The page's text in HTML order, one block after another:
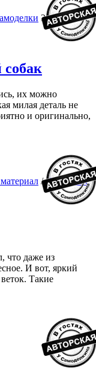
26-04-2020,
их можно
милая деталь не
и оригинально,
/Домашние
что даже из
И вот, яркий
Такие